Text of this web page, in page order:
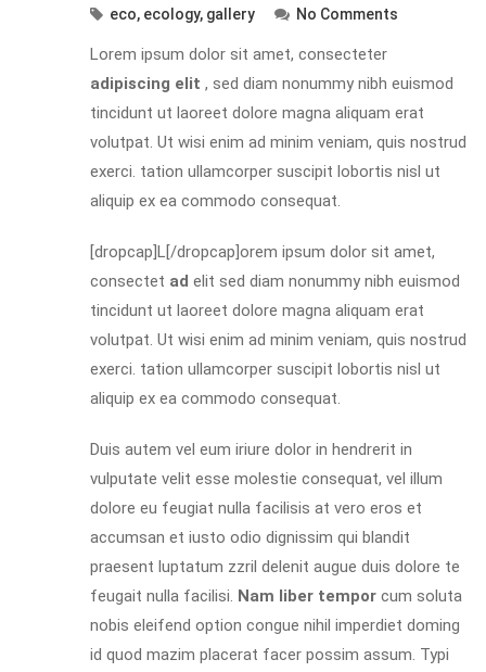
eco, ecology, gallery No Comments
Lorem ipsum dolor sit amet, consecteter
adipiscing elit , sed diam nonummy nibh euismod
tincidunt ut laoreet dolore magna aliquam erat
volutpat. Ut wisi enim ad minim veniam, quis nostrud
exerci. tation ullamcorper suscipit lobortis nisl ut
aliquip ex ea commodo consequat.
[dropcap]L[/dropcap]orem ipsum dolor sit amet,
consectet ad elit sed diam nonummy nibh euismod
tincidunt ut laoreet dolore magna aliquam erat
volutpat. Ut wisi enim ad minim veniam, quis nostrud
exerci. tation ullamcorper suscipit lobortis nisl ut
aliquip ex ea commodo consequat.
Duis autem vel eum iriure dolor in hendrerit in
vulputate velit esse molestie consequat, vel illum
dolore eu feugiat nulla facilisis at vero eros et
accumsan et iusto odio dignissim qui blandit
praesent luptatum zzril delenit augue duis dolore te
feugait nulla facilisi. Nam liber tempor cum soluta
nobis eleifend option congue nihil imperdiet doming
id quod mazim placerat facer possim assum. Typi